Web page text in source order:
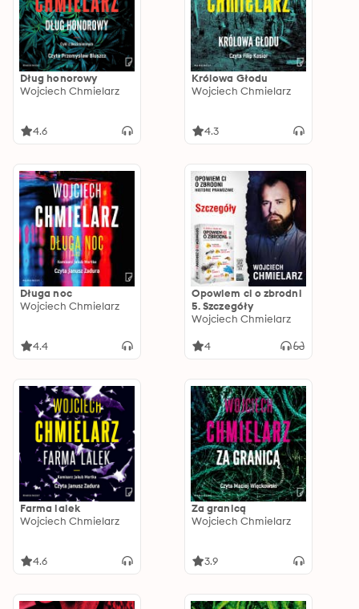
Dług honorowy
Wojciech Chmielarz
4.6
Królowa Głodu
Wojciech Chmielarz
4.3
Długa noc
Wojciech Chmielarz
4.4
Opowiem ci o zbrodni
5. Szczegóły
Wojciech Chmielarz
4
Farma lalek
Wojciech Chmielarz
4.6
Za granicą
Wojciech Chmielarz
3.9